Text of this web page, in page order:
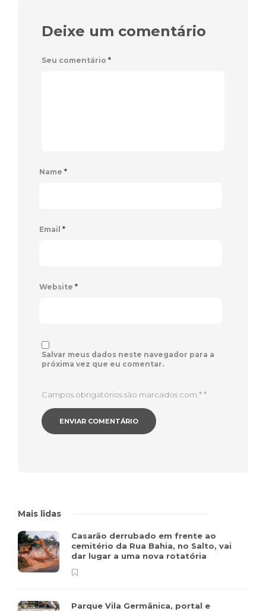
Deixe um comentário
Seu comentário *
Name *
Email *
Website *
Salvar meus dados neste navegador para a
próxima vez que eu comentar.
Campos obrigatórios são marcados com **
Mais lidas
Casarão derrubado em frente ao
cemitério da Rua Bahia, no Salto, vai
dar lugar a uma nova rotatória
Parque Vila Germânica, portal e